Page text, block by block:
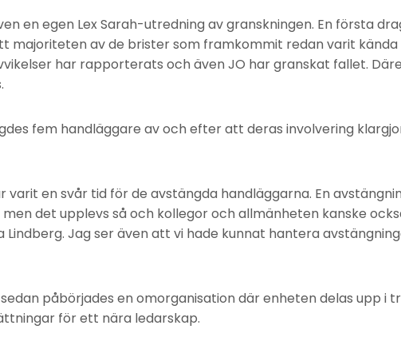
en egen Lex Sarah-utredning av granskningen. En första
majoriteten av de brister som framkommit redan varit kända
har rapporterats och även JO har granskat fallet.
fem handläggare av och efter att deras involvering
varit en svår tid för de avstängda handläggarna. En
det upplevs så och kollegor och allmänheten kanske
Lindberg. Jag ser även att vi hade kunnat hantera
påbörjades en omorganisation där enheten delas upp i
för ett nära ledarskap.